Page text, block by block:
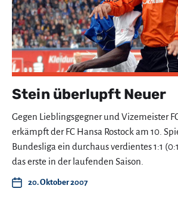
Stein überlupft Neuer
Gegen Lieblingsgegner und Vizemeister
erkämpft der FC Hansa Rostock am 10.
Bundesliga ein durchaus verdientes 1:1
das erste in der laufenden Saison.
20. Oktober 2007